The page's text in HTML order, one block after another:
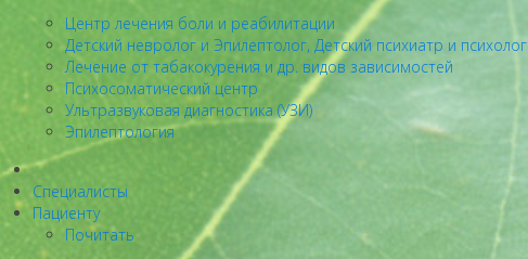
Центр лечения боли и реабилитации
Детский невролог и Эпилептолог, Детский психиатр и психолог
Лечение от табакокурения и др. видов зависимостей
Психосоматический центр
Ультразвуковая диагностика (УЗИ)
Эпилептология
Специалисты
Пациенту
Почитать